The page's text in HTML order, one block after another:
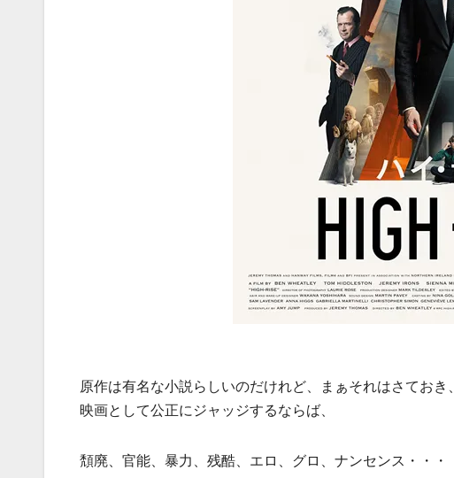
原作は有名な小説らしいのだけれど、まぁそれはさておき、
映画として公正にジャッジするならば、
頽廃、官能、暴力、残酷、エロ、グロ、ナンセンス・・・